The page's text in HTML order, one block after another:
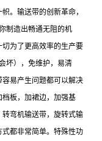
。输送带的创新革命，
制造出畅通无阻的机
为了更高效率的生产要
坏），免维护，易清
易产生问题都可以解决
板，加裙边，加强基
弯机输送带，旋转式输
都非常简单。特殊性功